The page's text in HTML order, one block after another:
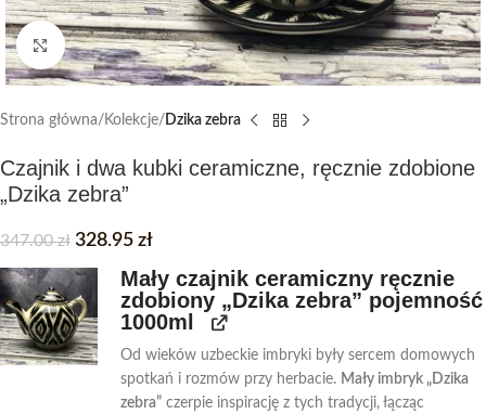
Click to enlarge
Strona główna Kolekcje Dzika zebra
Czajnik i dwa kubki ceramiczne, ręcznie zdobione
„Dzika zebra”
347.00zł 328.95 zł
Mały czajnik ceramiczny ręcznie
zdobiony „Dzika zebra” pojemność
1000ml
Od wieków uzbeckie imbryki były sercem domowych
spotkań i rozmów przy herbacie. Mały imbryk „Dzika
zebra”czerpie inspirację z tych tradycji, łącząc